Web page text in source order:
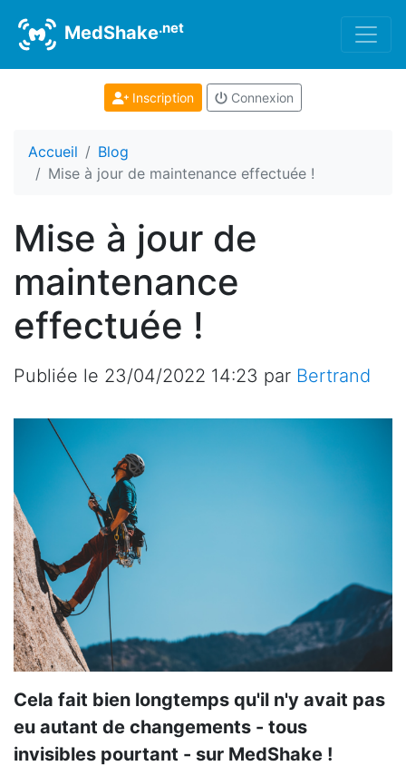
MedShake.net
Inscription Connexion
Accueil
Blog
Mise à jour de maintenance effectuée !
Mise à jour de
maintenance
effectuée !
Publiée le 23/04/2022 14:23 par Bertrand
Cela fait bien longtemps qu'il n'y avait pas
eu autant de changements - tous
invisibles pourtant - sur MedShake !